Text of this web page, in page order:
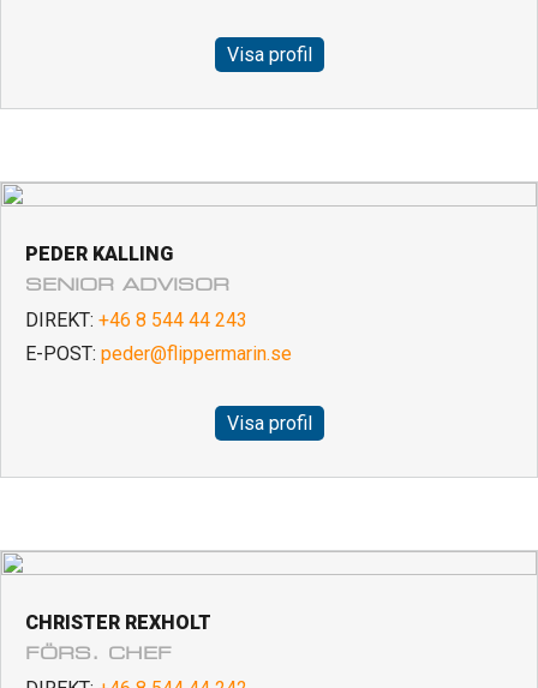
Visa profil
PEDER KALLING
SENIOR ADVISOR
DIREKT: +46 8 544 44 243
E-POST: peder@flippermarin.se
Visa profil
CHRISTER REXHOLT
FÖRS. CHEF